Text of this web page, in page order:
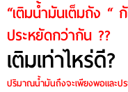
“เติมน้ำมันเต็มถัง “
ประหยัดกว่ากัน ??
เติมเท่าไหร่ดี?
ปริมาณน้ำมันถึงจะเพียงพอและป